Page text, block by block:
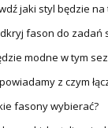
jaki styl będzie na
fason do zadań
modne w tym
z czym
fasony wybierać?